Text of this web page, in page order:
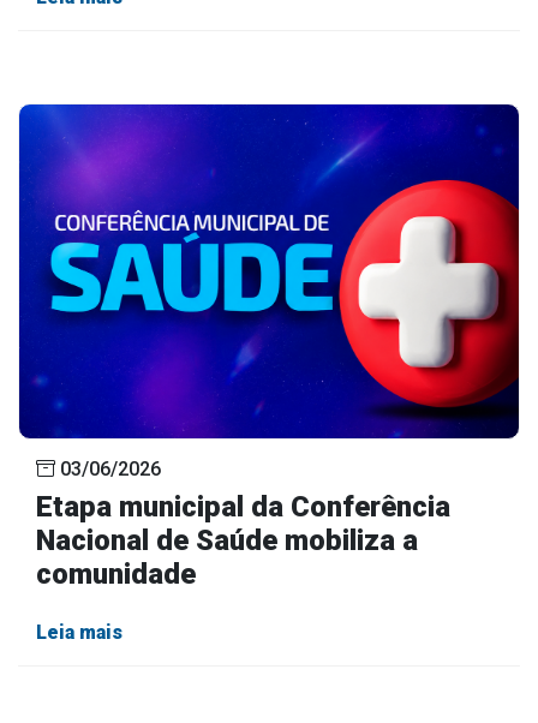
03/06/2026
Etapa municipal da Conferência
Nacional de Saúde mobiliza a
comunidade
Leia mais